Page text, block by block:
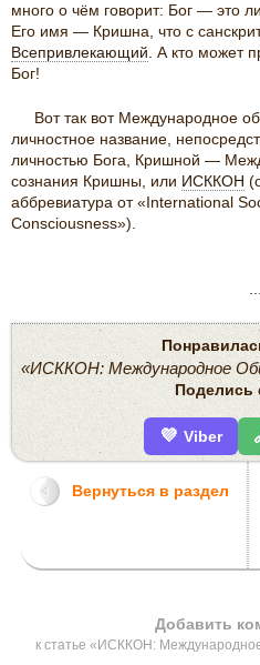
много о чём говорит: Бог — это
Его имя — Кришна, что с
Всепривлекающий . А кто может
Бог!
Вот так вот Международное
личностное название,
личностью Бога, Кришной —
сознания Кришны, или ИСККОН
аббревиатура от «International
Consciousness»).
«ИСККОН: Международное
Поделись
💜 Viber
Вернуться в раздел
Добавить
к статье «ИСККОН: